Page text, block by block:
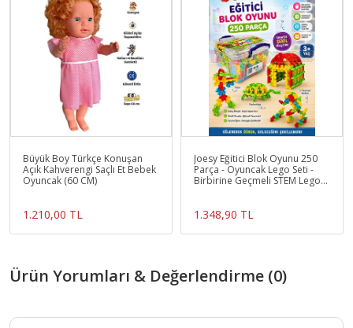
Büyük Boy Türkçe Konuşan
Açık Kahverengi Saçlı Et Bebek
Oyuncak (60 CM)
1.210,00 TL
Joesy Eğitici Blok Oyunu 250
Parça - Oyuncak Lego Seti -
Birbirine Geçmeli STEM Lego
1.348,90 TL
Ürün Yorumları & Değerlendirme (0)